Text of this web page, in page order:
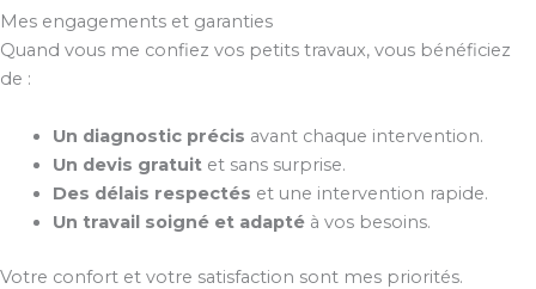
Mes engagements et garanties
Quand vous me confiez vos petits travaux, vous bénéficiez
de :
Un diagnostic précis avant chaque intervention.
Un devis gratuitet sans surprise.
Des délais respectés et une intervention rapide.
Un travail soigné et adaptéà vos besoins.
Votre confort et votre satisfaction sont mes priorités.